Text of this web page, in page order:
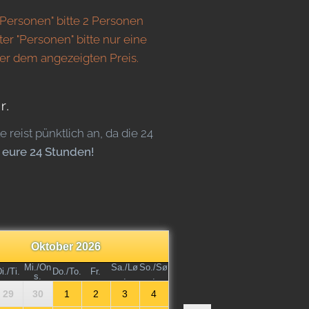
bitte 2 Personen
"Personen" bitte nur eine
dem angezeigten Preis.
reist pünktlich an, da die 24
24 Stunden!
Oktober 2026
Ti.
Mi./On
s.
Do./To. Fr.
Sa./LøSo./Sø
29 30 1 2 3 4